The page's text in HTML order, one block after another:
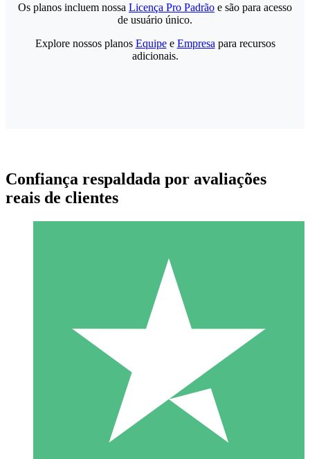
Pacotes de Créditos Individuais
Pague conforme o uso com créditos de download. Sem
1000
Os planos incluem nossa Licença Pro Padrão e são para acesso
de usuário único.
Explore nossos planos Equipee Empresa para recursos
adicionais.
Confiança respaldada por avaliações
reais de clientes